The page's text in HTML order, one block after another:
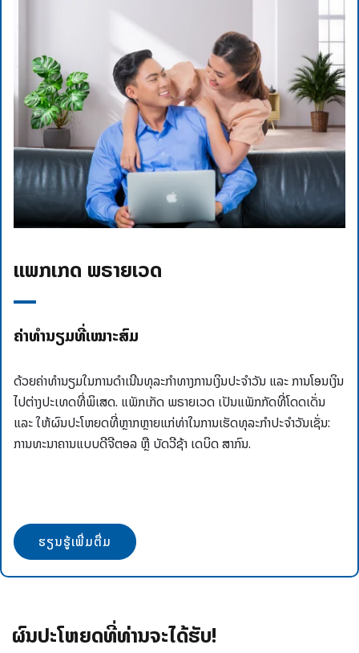
ແພັກເກັດ ພຣາຍເວດ
ຄ່າທຳນຽມທີ່ເໝາະສົມ
ດ້ວຍຄ່າທໍານຽມໃນການດໍາເນີນທຸລະກໍາທາງການເງິນປະຈໍາວັນ ແລະ ການໂອນເງິນ
ໄປຕ່າງປະເທດທີ່ພິເສດ. ແພັກເກັດ ພຣາຍເວດ ເປັນແພັກກັດທີ່ໂດດເດັ່ນ
ແລະ ໃຫ້ຜົນປະໂຫຍດທີ່ຫຼາກຫຼາຍແກ່ທ່າໃນການເຮັດທຸລະກໍາປະຈໍາວັນເຊັ່ນ:
ການທະນາຄານແບບດີຈີຕອລ ຫຼື ບັດວີຊ້າ ເດບິດ ສາກົນ.
ຮຽນຮູ້ເພີ່ມຕື່ມ
ຜົນປະໂຫຍດທີ່ທ່ານຈະໄດ້ຮັບ!